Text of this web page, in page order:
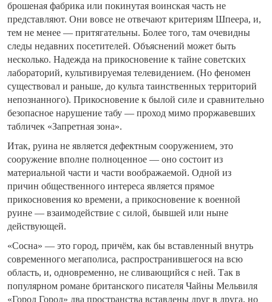
брошеная фабрика или покинутая воинская часть не
представляют. Они вовсе не отвечают критериям Шпеера, и,
тем не менее — притягательны. Более того, там очевидны
следы недавних посетителей. Объяснений может быть
несколько. Надежда на прикосновение к тайне советских
лабораторий, культивируемая телевидением. (Но феномен
существовал и раньше, до культа таинственных территорий
непознанного). Прикосновение к былой силе и сравнительно
безопасное нарушение табу — проход мимо проржавевших
табличек «Запретная зона».
Итак, руина не является дефектным сооружением, это
сооружение вполне полноценное — оно состоит из
материальной части и части воображаемой. Одной из
причин общественного интереса является прямое
прикосновения ко времени, а прикосновение к военной
руине — взаимодействие с силой, бывшей или ныне
действующей.
«Сосна» — это город, причём, как бы вставленный внутрь
современного мегаполиса, распространившегося на всю
область, и, одновременно, не сливающийся с ней. Так в
популярном романе британского писателя Чайны Мельвиля
«Город Город» два пространства вставлены друг в друга, но